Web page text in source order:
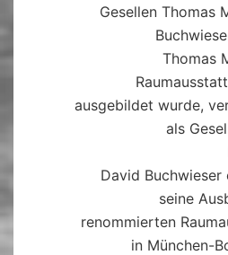
Gesellen Thomas
Thomas
ausgebildet wurde,
als
David
seine
renommierten
in München-